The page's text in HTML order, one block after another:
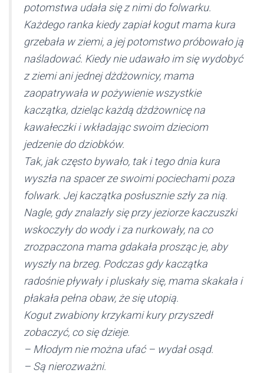
potomstwa udała się z nimi do folwarku.
Każdego ranka kiedy zapiał kogut mama kura
grzebała w ziemi, a jej potomstwo próbowało ją
naśladować. Kiedy nie udawało im się wydobyć
z ziemi ani jednej dżdżownicy, mama
zaopatrywała w pożywienie wszystkie
kaczątka, dzieląc każdą dżdżownicę na
kawałeczki i wkładając swoim dzieciom
jedzenie do dziobków.
Tak, jak często bywało, tak i tego dnia kura
wyszła na spacer ze swoimi pociechami poza
folwark. Jej kaczątka posłusznie szły za nią.
Nagle, gdy znalazły się przy jeziorze kaczuszki
wskoczyły do wody i za nurkowały, na co
zrozpaczona mama gdakała prosząc je, aby
wyszły na brzeg. Podczas gdy kaczątka
radośnie pływały i pluskały się, mama skakała i
płakała pełna obaw, że się utopią.
Kogut zwabiony krzykami kury przyszedł
zobaczyć, co się dzieje.
– Młodym nie można ufać – wydał osąd.
– Są nierozważni.